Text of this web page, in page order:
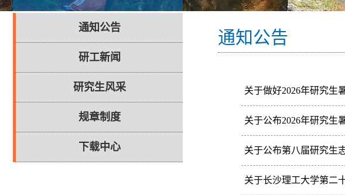
通知公告
研工新闻
研究生风采
规章制度
下载中心
通知公告
关于做好2026年研究生
各培养学院：为切实做好
关于公布2026年研究生
各培养学院：为充分发挥
关于公布第八届研究生
各培养学院：根据《关于
关于长沙理工大学第二